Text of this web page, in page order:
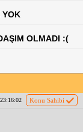
YOK
OLMADI :(
Konu Sahibi